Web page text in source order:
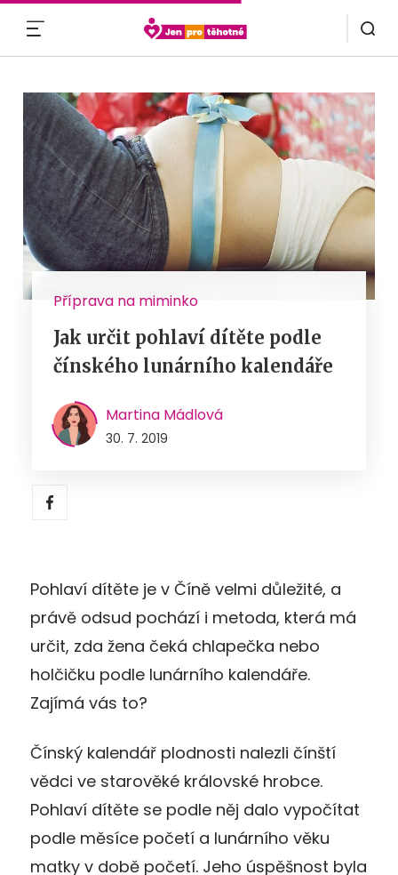
Příprava na miminko
Jak určit pohlaví dítěte podle
čínského lunárního kalendáře
Martina Mádlová
30. 7. 2019
Pohlaví dítěte je v Číně velmi důležité, a
právě odsud pochází i metoda, která má
určit, zda žena čeká chlapečka nebo
holčičku podle lunárního kalendáře.
Zajímá vás to?
Čínský kalendář plodnosti nalezli čínští
vědci ve starověké královské hrobce.
Pohlaví dítěte se podle něj dalo vypočítat
podle měsíce početí a lunárního věku
matky v době početí. Jeho úspěšnost byla